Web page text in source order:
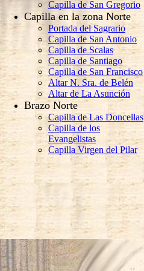
Capilla de San Gregorio
Capilla en la zona Norte
Portada del Sagrario
Capilla de San Antonio
Capilla de Scalas
Capilla de Santiago
Capilla de San Francisco
Altar N. Sra. de Belén
Altar de La Asunción
Brazo Norte
Capilla de Las Doncellas
Capilla de los
Evangelistas
Capilla Virgen del Pilar